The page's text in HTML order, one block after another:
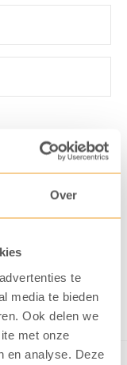
Over
te
media te bieden
Ook delen we
met onze
en analyse. Deze
worden